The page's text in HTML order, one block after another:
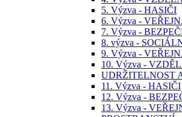
5. Výzva - HASIČI
6. Výzva -
7. Výzva -
8. výzva -
9. Výzva -
10. Výzva -
UDRŽITELNOST
11. Výzva - HASIČI
12. Výzva -
13. Výzva -